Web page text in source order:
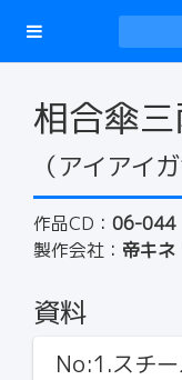
相合傘
（アイアイ
作品CD： 06-044
製作会社： 帝キネ
資料
No:1.スチ